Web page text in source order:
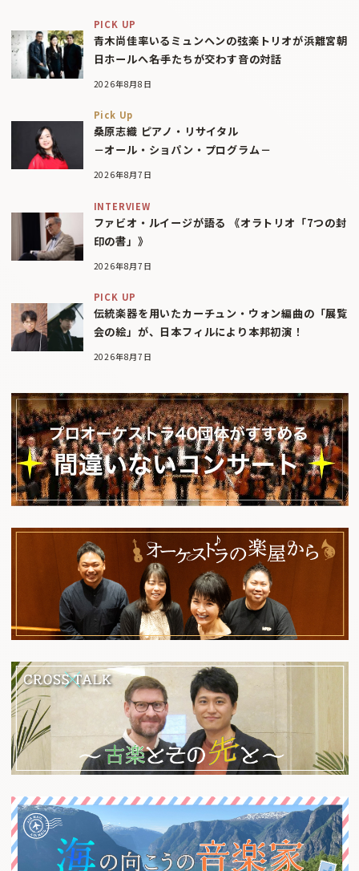
PICK UP
青木尚佳率いるミュンヘンの弦楽トリオが浜離宮朝
日ホールへ――名手たちが交わす音の対話
2026年8月8日
Pick Up
桑原志織 ピアノ・リサイタル
－オール・ショパン・プログラム－
2026年8月7日
INTERVIEW
ファビオ・ルイージが語る 《オラトリオ「7つの封
印の書」》
2026年8月7日
PICK UP
伝統楽器を用いたカーチュン・ウォン編曲の「展覧
会の絵」が、日本フィルにより本邦初演！
2026年8月7日